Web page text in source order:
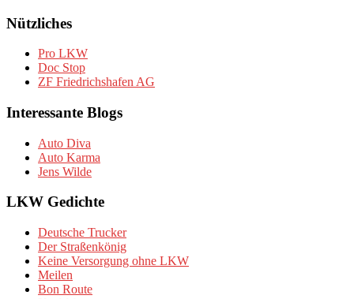
Nützliches
Pro LKW
Doc Stop
ZF Friedrichshafen AG
Interessante Blogs
Auto Diva
Auto Karma
Jens Wilde
LKW Gedichte
Deutsche Trucker
Der Straßenkönig
Keine Versorgung ohne LKW
Meilen
Bon Route